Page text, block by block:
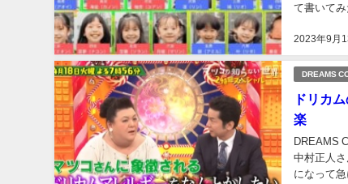
2023年9月
て書いて
DREAMS
ドリカ
楽
DREAMS
中村正人
になって